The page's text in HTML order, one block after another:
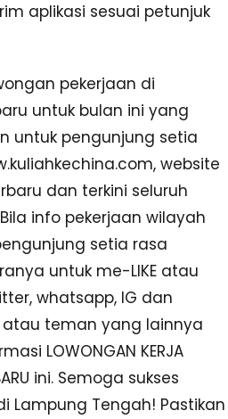
aplikasi sesuai petunjuk
pekerjaan di
untuk bulan ini yang
untuk pengunjung setia
website
dan terkini seluruh
Bila info pekerjaan wilayah
setia rasa
untuk me-LIKE atau
whatsapp, IG dan
teman yang lainnya
LOWONGAN KERJA
ini. Semoga sukses
Lampung Tengah! Pastikan